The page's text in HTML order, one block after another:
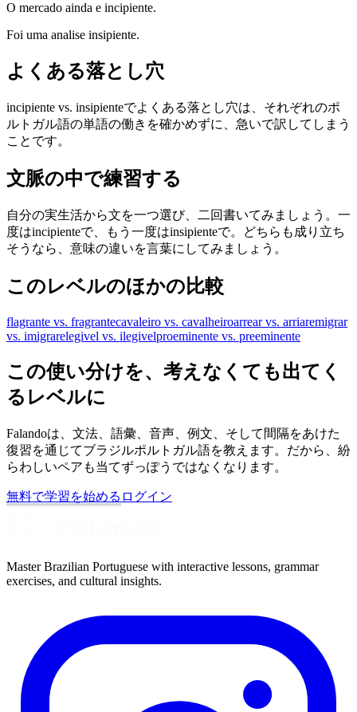
O mercado ainda e incipiente.
Foi uma analise insipiente.
よくある落とし穴
incipiente vs. insipienteでよくある落とし穴は、それぞれのポ
ルトガル語の単語の働きを確かめずに、急いで訳してしまう
ことです。
文脈の中で練習する
自分の実生活から文を一つ選び、二回書いてみましょう。一
度はincipienteで、もう一度はinsipienteで。どちらも成り立ち
そうなら、意味の違いを言葉にしてみましょう。
このレベルのほかの比較
flagrante vs. fragrantecavaleiro vs. cavalheiroarrear vs. arriaremigrar
vs. imigrarelegivel vs. ilegivelproeminente vs. preeminente
この使い分けを、考えなくても出てく
るレベルに
Falandoは、文法、語彙、音声、例文、そして間隔をあけた
復習を通じてブラジルポルトガル語を教えます。だから、紛
らわしいペアも当てずっぽうではなくなります。
無料で学習を始める ログイン
Master Brazilian Portuguese with interactive lessons, grammar
exercises, and cultural insights.